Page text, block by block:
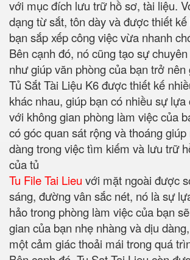
với mục đích lưu trữ hồ sơ, tài liệu.
dạng từ sắt, tôn dày và được thiết
bạn sắp xếp công việc vừa nhanh
Bên cạnh đó, nó cũng tạo sự
như giúp văn phòng của bạn trở nên
Tủ Sắt Tài Liệu K6 được thiết kế
khác nhau, giúp bạn có nhiều sự
với không gian phòng làm việc của
có góc quan sát rộng và thoáng
dàng trong việc tìm kiếm và lưu trữ
của tủ
Tu File Tai Lieu với mặt ngoài được
sáng, đường vân sắc nét, nó là sự
hảo trong phòng làm việc của bạn
gian của bạn nhẹ nhàng và dịu
một cảm giác thoải mái trong quá